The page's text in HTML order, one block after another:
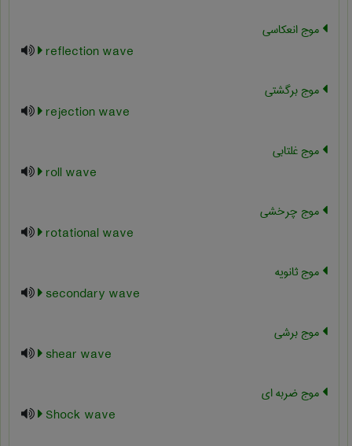
موج انعکاسی
reflection wave
موج برگشتی
rejection wave
موج غلتابی
roll wave
موج چرخشی
rotational wave
موج ثانویه
secondary wave
موج برشي
shear wave
موج ضربه ای
Shock wave